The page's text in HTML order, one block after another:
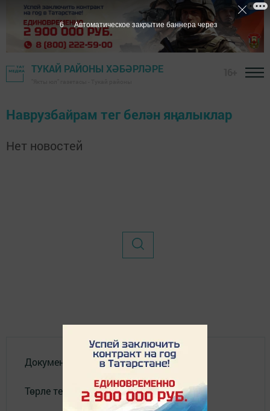
ТУКАЙ РАЙОНЫ ХӘБӘРЛӘРЕ
Наврузбайрам тег белән яңалыклар
Нет новостей
Документлар
Төрле темалар
6 Автоматическое закрытие баннера через